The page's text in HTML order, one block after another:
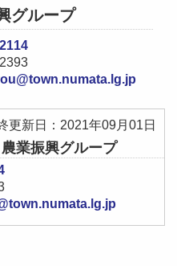
グループ
更新日：2021年09月01日
農業振興グループ